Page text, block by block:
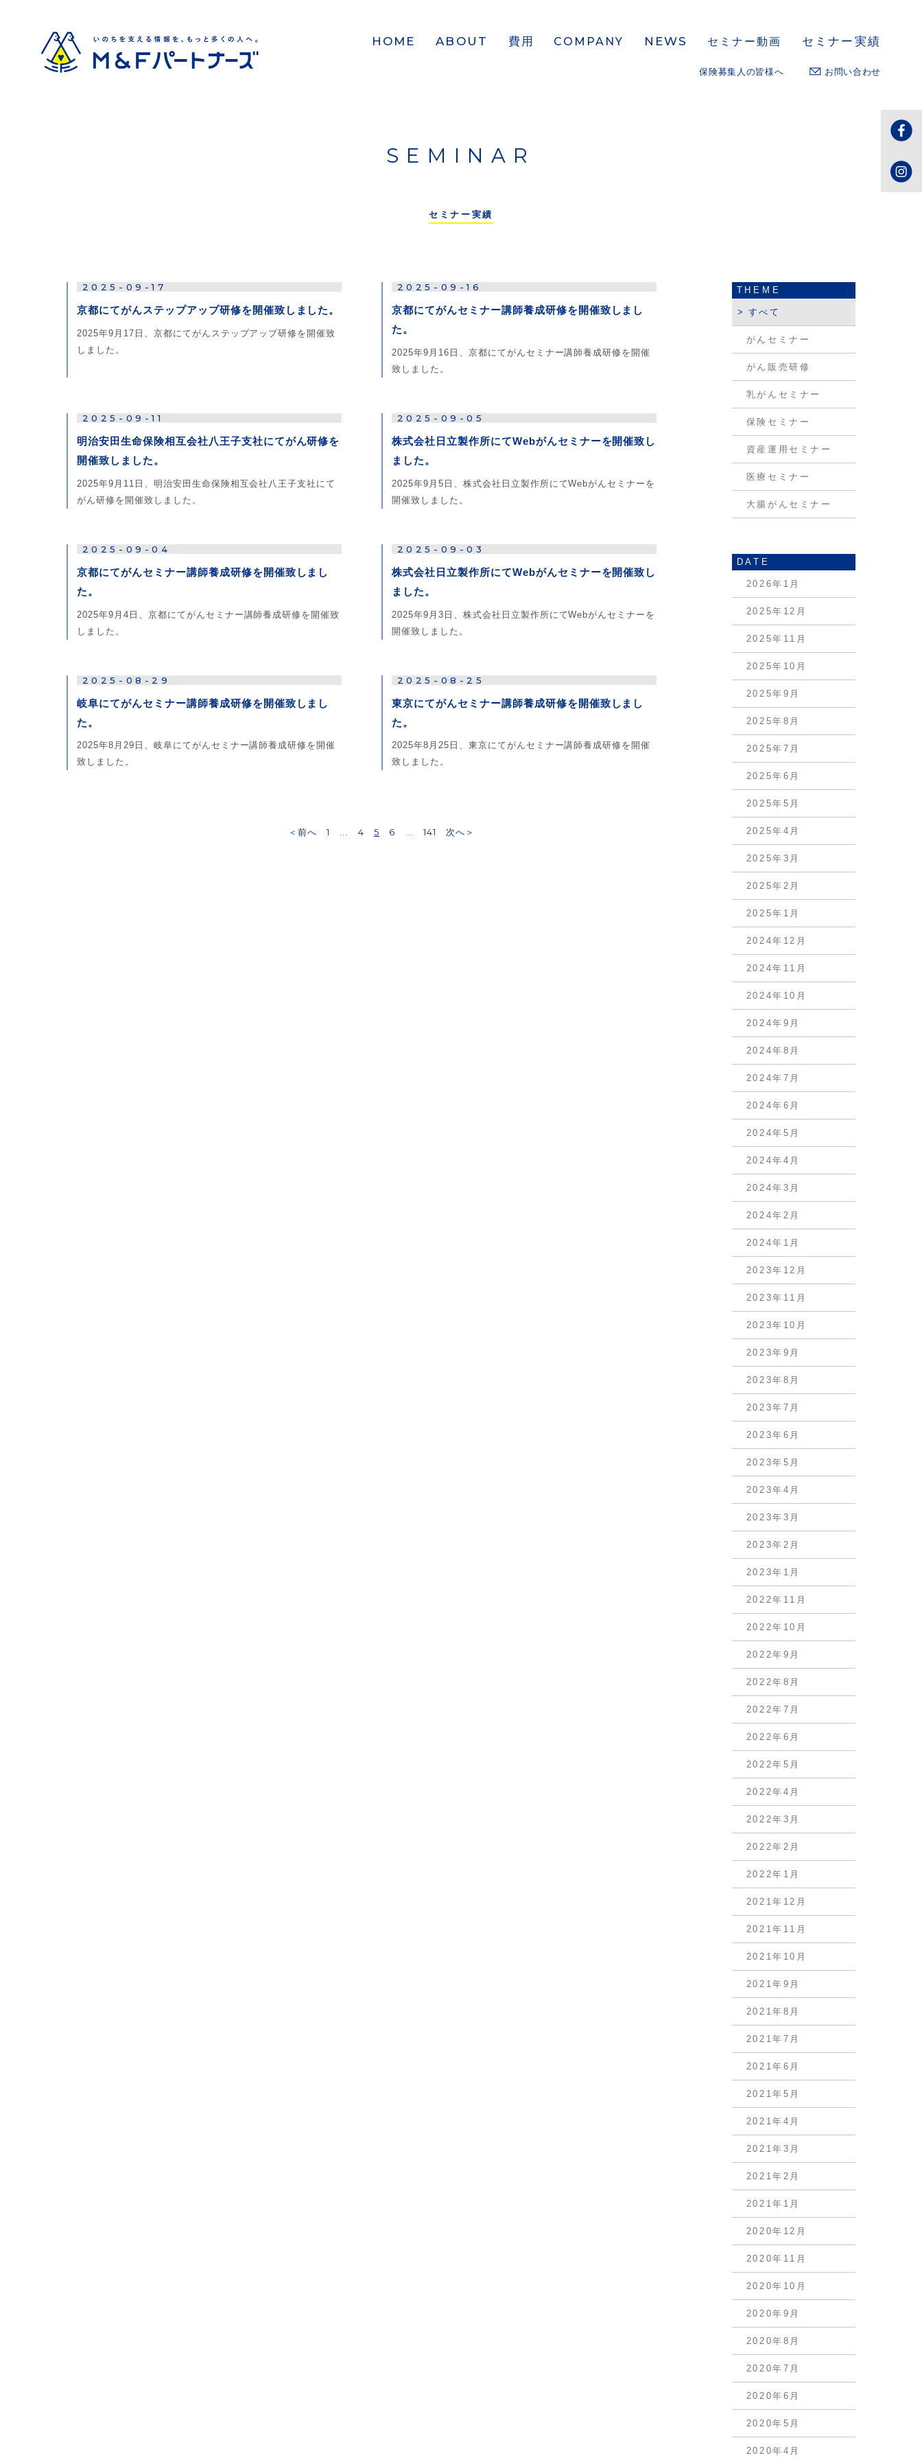
HOME ABOUT 費用 COMPANY NEWS セミナー動画 セミナー実績
保険募集人の皆様へ お問い合わせ
SEMINAR
セミナー実績
2025-09-17
京都にてがんステップアップ研修を開催致しました。
2025年9月17日、京都にてがんステップアップ研修を開催致
しました。
2025-09-16
京都にてがんセミナー講師養成研修を開催致しまし
た。
2025年9月16日、京都にてがんセミナー講師養成研修を開催
致しました。
2025-09-11
明治安田生命保険相互会社八王子支社にてがん研修を
開催致しました。
2025年9月11日、明治安田生命保険相互会社八王子支社にて
がん研修を開催致しました。
2025-09-05
株式会社日立製作所にてWebがんセミナーを開催致し
ました。
2025年9月5日、株式会社日立製作所にてWebがんセミナーを
開催致しました。
2025-09-04
京都にてがんセミナー講師養成研修を開催致しまし
た。
2025年9月4日、京都にてがんセミナー講師養成研修を開催致
しました。
2025-09-03
株式会社日立製作所にてWebがんセミナーを開催致し
ました。
2025年9月3日、株式会社日立製作所にてWebがんセミナーを
開催致しました。
2025-08-29
岐阜にてがんセミナー講師養成研修を開催致しまし
た。
2025年8月29日、岐阜にてがんセミナー講師養成研修を開催
致しました。
2025-08-25
東京にてがんセミナー講師養成研修を開催致しまし
た。
2025年8月25日、東京にてがんセミナー講師養成研修を開催
致しました。
＜前へ 1 ... 4 5 6 ... 141 次へ＞
THEME
すべて
がんセミナー
がん販売研修
乳がんセミナー
保険セミナー
資産運用セミナー
医療セミナー
大腸がんセミナー
DATE
2026年1月
2025年12月
2025年11月
2025年10月
2025年9月
2025年8月
2025年7月
2025年6月
2025年5月
2025年4月
2025年3月
2025年2月
2025年1月
2024年12月
2024年11月
2024年10月
2024年9月
2024年8月
2024年7月
2024年6月
2024年5月
2024年4月
2024年3月
2024年2月
2024年1月
2023年12月
2023年11月
2023年10月
2023年9月
2023年8月
2023年7月
2023年6月
2023年5月
2023年4月
2023年3月
2023年2月
2023年1月
2022年11月
2022年10月
2022年9月
2022年8月
2022年7月
2022年6月
2022年5月
2022年4月
2022年3月
2022年2月
2022年1月
2021年12月
2021年11月
2021年10月
2021年9月
2021年8月
2021年7月
2021年6月
2021年5月
2021年4月
2021年3月
2021年2月
2021年1月
2020年12月
2020年11月
2020年10月
2020年9月
2020年8月
2020年7月
2020年6月
2020年5月
2020年4月